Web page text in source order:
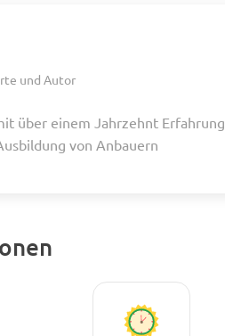
und Autor
über einem Jahrzehnt Erfahrung
von Anbauern